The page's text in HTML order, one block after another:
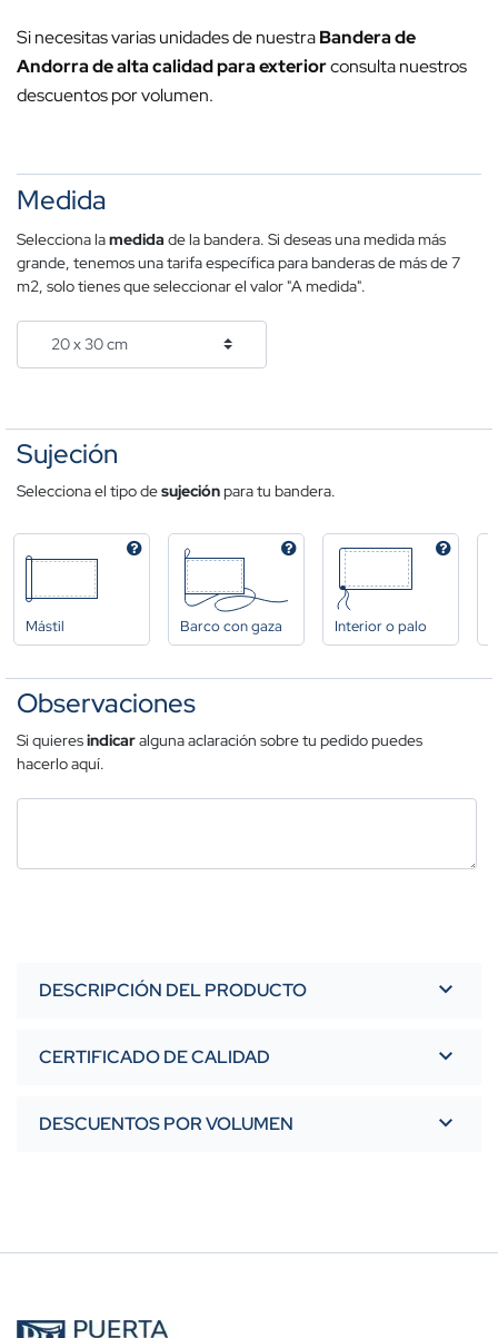
Si necesitas varias unidades de nuestraBandera de
Andorra de alta calidad para exteriorconsulta nuestros
descuentos por volumen.
Medida
Selecciona lamedida de la bandera. Si deseas una medida más
grande, tenemos una tarifa específica para banderas de más de 7
m2, solo tienes que seleccionar el valor "A medida".
Sujeción
Selecciona el tipo desujeciónpara tu bandera.
Mástil Barco con gaza Interior o palo
Observaciones
Si quieresindicaralguna aclaración sobre tu pedido puedes
hacerlo aquí.
DESCRIPCIÓN DEL PRODUCTO
CERTIFICADO DE CALIDAD
DESCUENTOS POR VOLUMEN